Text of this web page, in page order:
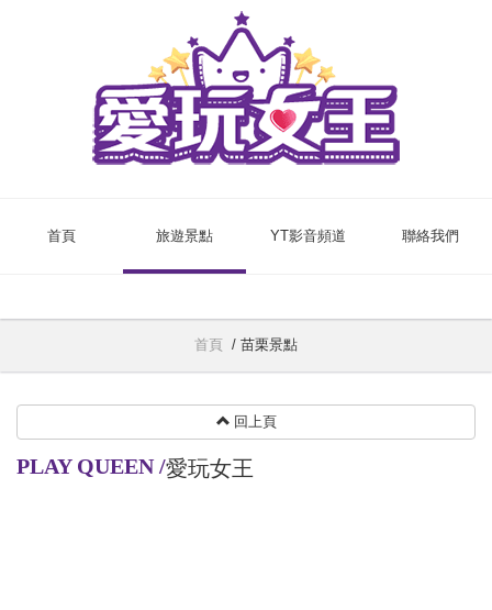
首頁 旅遊景點 YT影音頻道 聯絡我們
首頁 / 苗栗景點
回上頁
PLAY QUEEN/愛玩女王